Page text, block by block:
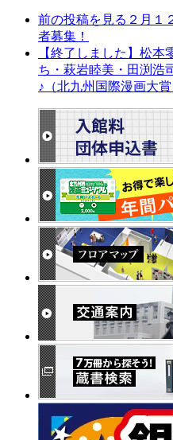
前の投稿を見る ２月１
者募集！
【終了しました】松本
ち・萩岩睦美・田渕浩
♪（北九州国際漫画大賞